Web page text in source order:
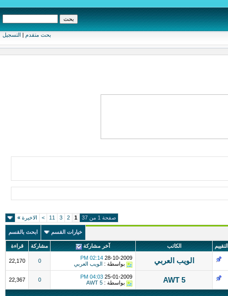
بحث متقدم | التسجيل
صفحة 1 من 37 1
2
3
11
> الاخيرة »
خيارات القسم ابحث بالقسم
التقييم الكاتب آخر مشاركة مشاركة قراءة
الويب العربي 28-10-2009
02:14 PM
بواسطة :
الويب العربي 0
22,170
AWT 5
25-01-2009
04:03 PM
بواسطة : AWT 5
0
22,367